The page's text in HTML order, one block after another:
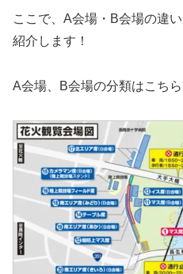
ここで、A会場・B会場の違
紹介します！
A会場、B会場の分類はこちら